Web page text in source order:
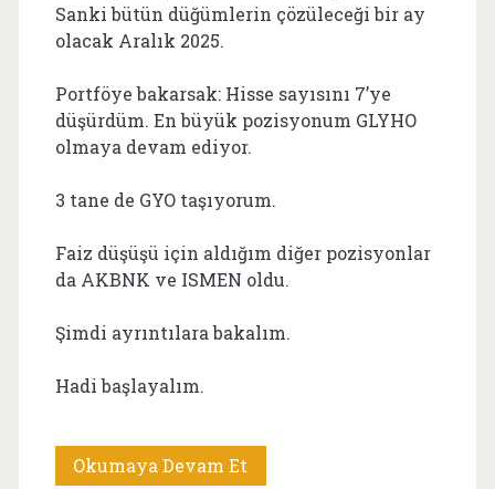
Sanki bütün düğümlerin çözüleceği bir ay
olacak Aralık 2025.
Portföye bakarsak: Hisse sayısını 7’ye
düşürdüm. En büyük pozisyonum GLYHO
olmaya devam ediyor.
3 tane de GYO taşıyorum.
Faiz düşüşü için aldığım diğer pozisyonlar
da AKBNK ve ISMEN oldu.
Şimdi ayrıntılara bakalım.
Hadi başlayalım.
Okumaya Devam Et